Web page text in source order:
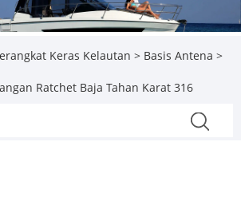
Keras Kelautan > Basis Antena >
Ratchet Baja Tahan Karat 316